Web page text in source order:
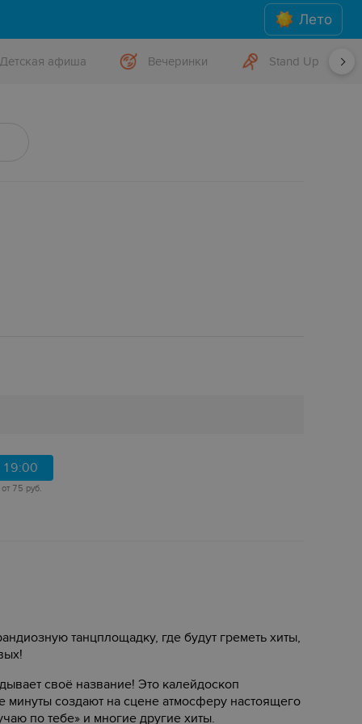
Лето
Детская афиша Вечеринки Stand Up
19:00
от 75 руб.
танцплощадку, где будут греметь хиты,
своё название! Это калейдоскоп
минуты создают на сцене атмосферу настоящего
по тебе» и многие другие хиты.